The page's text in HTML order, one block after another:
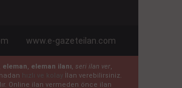
www.e-gazeteilan.com
eleman, eleman ilanı, seri ilan ver,
İlan verebilirsiniz.
Online ilan vermeden önce ilan